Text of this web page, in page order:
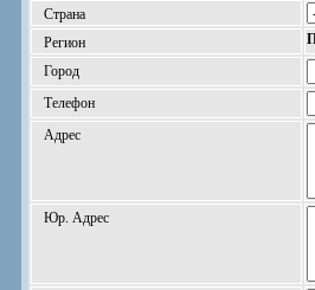
Страна
Регион
Город
Телефон
Адрес
Юр. Адрес